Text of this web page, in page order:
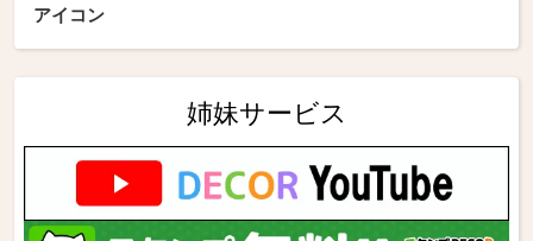
アイコン
姉妹サービス